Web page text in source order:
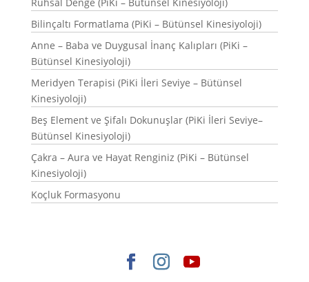
Ruhsal Denge (PiKi – Bütünsel Kinesiyoloji)
Bilinçaltı Formatlama (PiKi – Bütünsel Kinesiyoloji)
Anne – Baba ve Duygusal İnanç Kalıpları (PiKi –
Bütünsel Kinesiyoloji)
Meridyen Terapisi (PiKi İleri Seviye – Bütünsel
Kinesiyoloji)
Beş Element ve Şifalı Dokunuşlar (PiKi İleri Seviye–
Bütünsel Kinesiyoloji)
Çakra – Aura ve Hayat Renginiz (PiKi – Bütünsel
Kinesiyoloji)
Koçluk Formasyonu